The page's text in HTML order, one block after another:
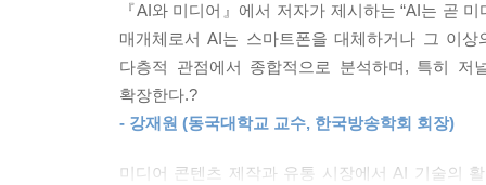
국 우리가 지금 어떤 인식을 갖고, 어떤 규범을
어떻게 이해하고 사용하는지가 인간의 운명을 결
책임과 자유를 스스로 자각하는 일이다. 그것이 바
--- p.363
2장과 3장은 생성형 AI가 미디어 콘텐츠 산업과
동일한 방식으로 대체하거나 잠식할 것이라는
장르에서 AI 활용이 어떻게 다르게 나타나는지
사회적 파급 효과는 여전히 인간의 판단에 달려
저널리즘과 공론장, 신뢰의 재구성
『AI와 미디어』에서 저자가 제시하는 “AI는 곧
매개체로서 AI는 스마트폰을 대체하거나 그 이
다층적 관점에서 종합적으로 분석하며, 특히 저
확장한다.?
- 강재원 (동국대학교 교수, 한국방송학회 회장)
미디어 콘텐츠 제작과 유통 시장에서 AI 기술의